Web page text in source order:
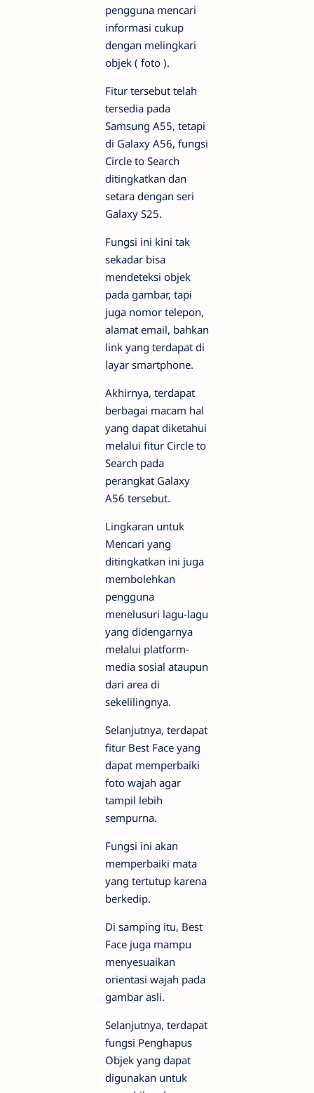
pengguna mencari
informasi cukup
dengan melingkari
objek ( foto ).
Fitur tersebut telah
tersedia pada
Samsung A55, tetapi
di Galaxy A56, fungsi
Circle to Search
ditingkatkan dan
setara dengan seri
Galaxy S25.
Fungsi ini kini tak
sekadar bisa
mendeteksi objek
pada gambar, tapi
juga nomor telepon,
alamat email, bahkan
link yang terdapat di
layar smartphone.
Akhirnya, terdapat
berbagai macam hal
yang dapat diketahui
melalui fitur Circle to
Search pada
perangkat Galaxy
A56 tersebut.
Lingkaran untuk
Mencari yang
ditingkatkan ini juga
membolehkan
pengguna
menelusuri lagu-lagu
yang didengarnya
melalui platform-
media sosial ataupun
dari area di
sekelilingnya.
Selanjutnya, terdapat
fitur Best Face yang
dapat memperbaiki
foto wajah agar
tampil lebih
sempurna.
Fungsi ini akan
memperbaiki mata
yang tertutup karena
berkedip.
Di samping itu, Best
Face juga mampu
menyesuaikan
orientasi wajah pada
gambar asli.
Selanjutnya, terdapat
fungsi Penghapus
Objek yang dapat
digunakan untuk